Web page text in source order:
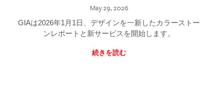
May 29, 2026
GIAは2026年1月1日、デザインを一新したカラーストー
ンレポートと新サービスを開始します。
続きを読む